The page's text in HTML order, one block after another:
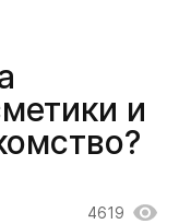
и
4619